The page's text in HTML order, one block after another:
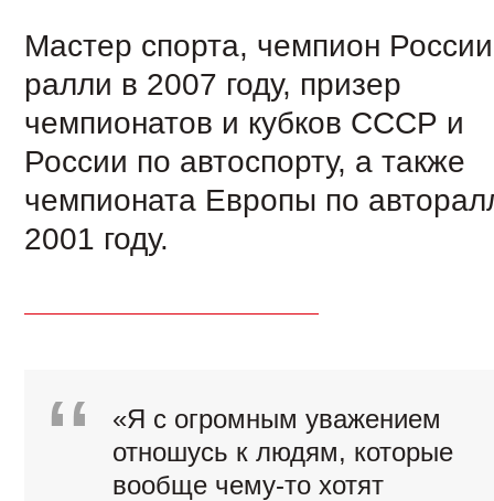
Мастер спорта, чемпион
ралли в 2007 году, призер
чемпионатов и кубков СССР и
России по автоспорту, а также
чемпионата Европы по
2001 году.
«Я с огромным уважением
отношусь к людям, которые
вообще чему-то хотят